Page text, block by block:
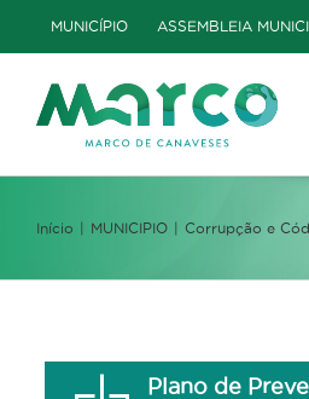
to
content
MUNICÍPIO ASSEMBLEIA
Início MUNICIPIO Corrupção e
Plano de